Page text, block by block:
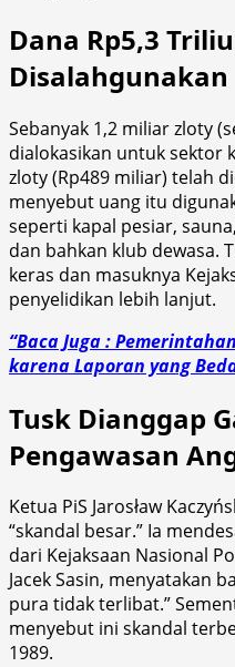
Dana Rp5,3
Disalahgunakan
Sebanyak 1,2 miliar zloty
dialokasikan untuk sektor
zloty (Rp489 miliar) telah
menyebut uang itu
seperti kapal pesiar,
dan bahkan klub dewasa.
keras dan masuknya
penyelidikan lebih lanjut.
“Baca Juga :
karena Laporan yang
Tusk Dianggap
Pengawasan
Ketua PiS Jarosław
“skandal besar.” Ia
dari Kejaksaan Nasional
Jacek Sasin, menyatakan
pura tidak terlibat.”
menyebut ini skandal
1989.